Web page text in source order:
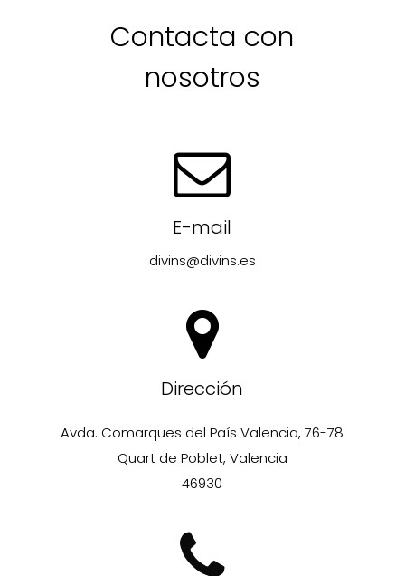
Contacta con
nosotros
E-mail
divins@divins.es
Dirección
Avda. Comarques del País Valencia, 76-78
Quart de Poblet, Valencia
46930